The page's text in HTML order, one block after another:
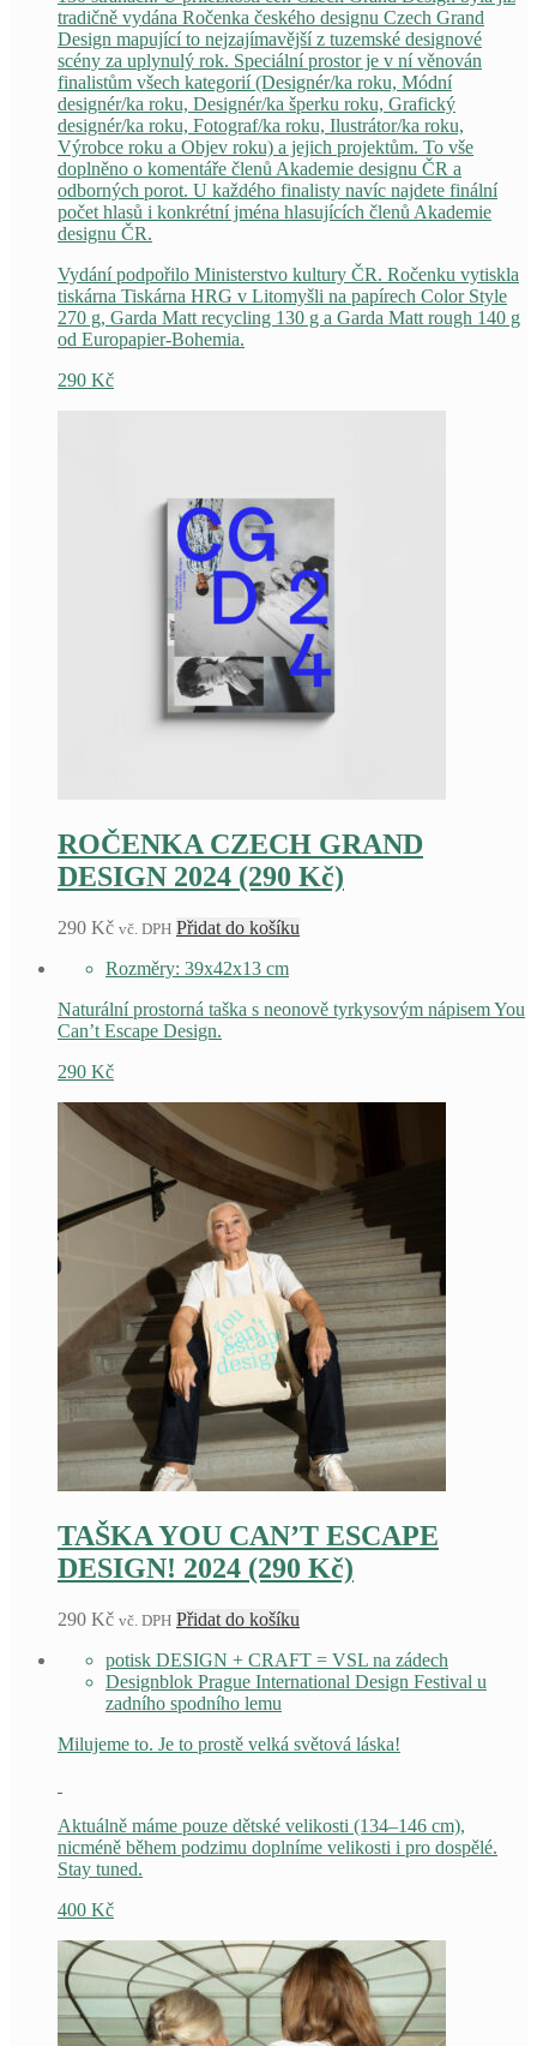
tradičně vydána Ročenka českého designu Czech Grand
Design mapující to nejzajímavější z tuzemské designové
scény za uplynulý rok. Speciální prostor je v ní věnován
finalistům všech kategorií (Designér/ka roku, Módní
designér/ka roku, Designér/ka šperku roku, Grafický
designér/ka roku, Fotograf/ka roku, Ilustrátor/ka roku,
Výrobce roku a Objev roku) a jejich projektům. To vše
doplněno o komentáře členů Akademie designu ČR a
odborných porot. U každého finalisty navíc najdete finální
počet hlasů i konkrétní jména hlasujících členů Akademie
designu ČR.
Vydání podpořilo Ministerstvo kultury ČR. Ročenku vytiskla
tiskárna Tiskárna HRG v Litomyšli na papírech Color Style
270 g, Garda Matt recycling 130 g a Garda Matt rough 140 g
od Europapier-Bohemia.
290 Kč
ROČENKA CZECH GRAND
DESIGN 2024 (290 Kč)
290 Kč vč. DPH Přidat do košíku
Rozměry: 39x42x13 cm
Naturální prostorná taška s neonově tyrkysovým nápisem You
Can’t Escape Design.
290 Kč
TAŠKA YOU CAN’T ESCAPE
DESIGN! 2024 (290 Kč)
290 Kč vč. DPH Přidat do košíku
potisk DESIGN + CRAFT = VSL na zádech
Designblok Prague International Design Festival u
zadního spodního lemu
Milujeme to. Je to prostě velká světová láska!
Aktuálně máme pouze dětské velikosti (134–146 cm),
nicméně během podzimu doplníme velikosti i pro dospělé.
Stay tuned.
400 Kč